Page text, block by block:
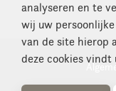
analyseren en te
wij uw
van de site hierop
deze cookies vindt